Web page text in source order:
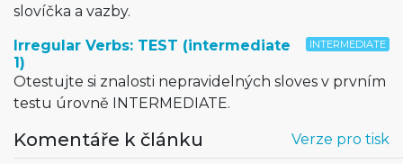
slovíčka a vazby.
INTERMEDIATE
Irregular Verbs: TEST (intermediate
1)
Otestujte si znalosti nepravidelných sloves v prvním
testu úrovně INTERMEDIATE.
Verze pro tisk
Komentáře k článku